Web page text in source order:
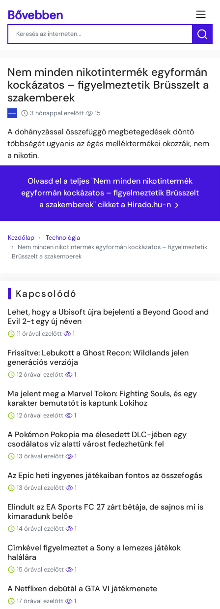
Bővebben
Nem minden nikotintermék egyformán
kockázatos – figyelmeztetik Brüsszelt a
szakemberek
3 hónappal ezelőtt 15
A dohányzással összefüggő megbetegedések döntő
többségét ugyanis az égés melléktermékei okozzák, nem
a nikotin.
Olvasd el a teljes "Nem minden nikotintermék
egyformán kockázatos – figyelmeztetik Brüsszelt
a szakemberek" cikket a Hirado.hu-n
Kezdőlap
Technológia
Nem minden nikotintermék egyformán kockázatos – figyelmeztetik
Brüsszelt a szakemberek
Kapcsolódó
Lehet, hogy a Ubisoft újra bejelenti a Beyond Good and
Evil 2-t egy új néven
11 órával ezelőtt 1
Frissítve: Lebukott a Ghost Recon: Wildlands jelen
generációs verziója
12 órával ezelőtt 1
Ma jelent meg a Marvel Tokon: Fighting Souls, és egy
karakter bemutatót is kaptunk Lokihoz
12 órával ezelőtt 1
A Pokémon Pokopia ma élesedett DLC-jében egy
csodálatos víz alatti várost fedezhetünk fel
13 órával ezelőtt 1
Az Epic heti ingyenes játékaiban fontos az összefogás
13 órával ezelőtt 1
Elindult az EA Sports FC 27 zárt bétája, de sajnos mi is
kimaradunk belőe
14 órával ezelőtt 1
Címkével figyelmeztet a Sony a lemezes játékok
halálára
15 órával ezelőtt 1
A Netflixen debütál a GTA VI játékmenete
17 órával ezelőtt 1